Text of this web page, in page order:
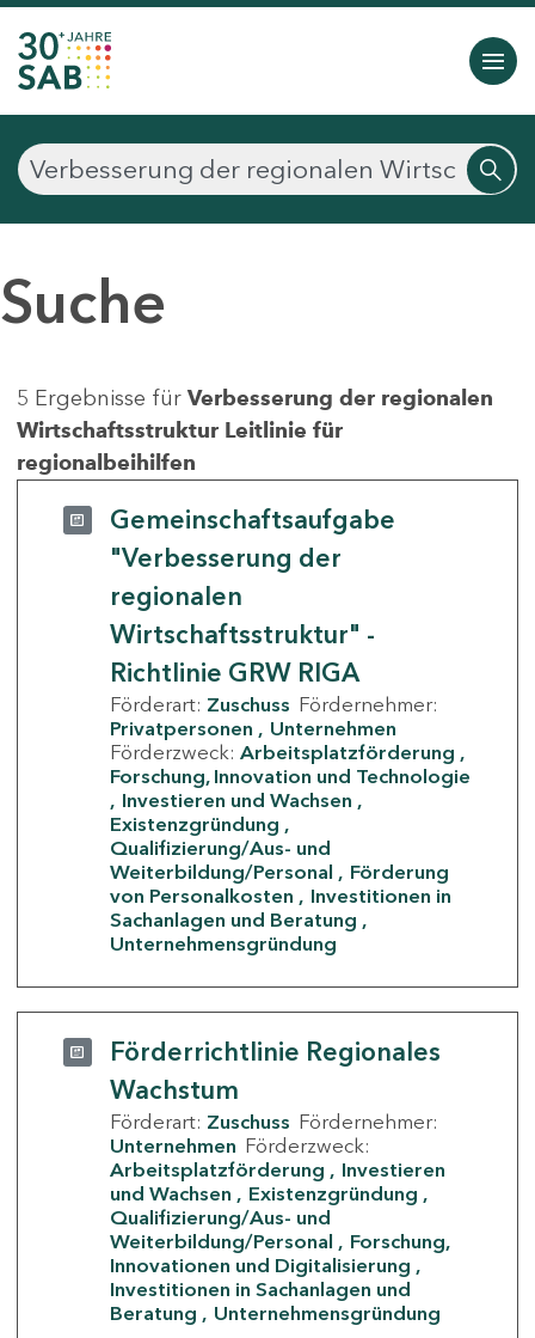
Suche
5 Ergebnisse für Verbesserung der regionalen
Wirtschaftsstruktur Leitlinie für
regionalbeihilfen
Gemeinschaftsaufgabe
"Verbesserung der
regionalen
Wirtschaftsstruktur" -
Richtlinie GRW RIGA
Förderart: Zuschuss Fördernehmer:
Privatpersonen
Unternehmen
Förderzweck: Arbeitsplatzförderung
Forschung, Innovation und Technologie
Investieren und Wachsen
Existenzgründung
Qualifizierung/Aus- und
Weiterbildung/Personal
Förderung
von Personalkosten
Investitionen in
Sachanlagen und Beratung
Unternehmensgründung
Förderrichtlinie Regionales
Wachstum
Förderart: Zuschuss Fördernehmer:
Unternehmen Förderzweck:
Arbeitsplatzförderung
Investieren
und Wachsen
Existenzgründung
Qualifizierung/Aus- und
Weiterbildung/Personal
Forschung,
Innovationen und Digitalisierung
Investitionen in Sachanlagen und
Beratung
Unternehmensgründung